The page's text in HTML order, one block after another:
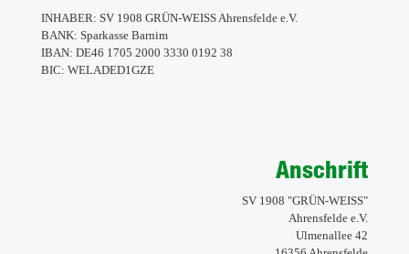
INHABER: SV 1908 GRÜN-WEISS Ahrensfelde e.V.
BANK: Sparkasse Barnim
IBAN: DE46 1705 2000 3330 0192 38
BIC: WELADED1GZE
Anschrift
SV 1908 "GRÜN-WEISS"
Ahrensfelde e.V.
Ulmenallee 42